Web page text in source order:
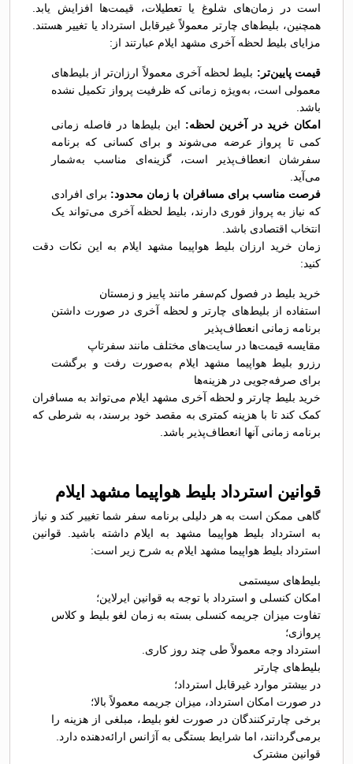
است در زمان‌های شلوغ یا تعطیلات، قیمت‌ها افزایش یابد.
همچنین، بلیط‌های چارتر معمولاً غیرقابل استرداد یا تغییر هستند.
مزایای بلیط لحظه آخری مشهد ایلام عبارتند از:
قیمت پایین‌تر: بلیط لحظه آخری معمولاً ارزان‌تر از بلیط‌های
معمولی است، به‌ویژه زمانی که ظرفیت پرواز تکمیل نشده
باشد.
امکان خرید در آخرین لحظه: این بلیط‌ها در فاصله زمانی
کمی تا پرواز عرضه می‌شوند و برای کسانی که برنامه
سفرشان انعطاف‌پذیر است، گزینه‌ای مناسب به‌شمار
می‌آید.
فرصت مناسب برای مسافران با زمان محدود: برای افرادی
که نیاز به پرواز فوری دارند، بلیط لحظه آخری می‌تواند یک
انتخاب اقتصادی باشد.
زمان خرید ارزان بلیط هواپیما مشهد ایلام به این نکات دقت
کنید:
خرید بلیط در فصول کم‌سفر مانند پاییز و زمستان
استفاده از بلیط‌های چارتر و لحظه آخری در صورت داشتن
برنامه زمانی انعطاف‌پذیر
مقایسه قیمت‌ها در سایت‌های مختلف مانند سفرتاپ
رزرو بلیط هواپیما مشهد ایلام به‌صورت رفت و برگشت
برای صرفه‌جویی در هزینه‌ها
خرید بلیط چارتر و لحظه آخری مشهد ایلام می‌تواند به مسافران
کمک کند تا با هزینه کمتری به مقصد خود برسند، به شرطی که
برنامه زمانی آنها انعطاف‌پذیر باشد.
قوانین استرداد بلیط هواپیما مشهد ایلام
گاهی ممکن است به هر دلیلی برنامه سفر شما تغییر کند و نیاز
به استرداد بلیط هواپیما مشهد به ایلام داشته باشید. قوانین
استرداد بلیط هواپیما مشهد ایلام به شرح زیر است:
بلیط‌های سیستمی
امکان کنسلی و استرداد با توجه به قوانین ایرلاین؛
تفاوت میزان جریمه کنسلی بسته به زمان لغو بلیط و کلاس
پروازی؛
استرداد وجه معمولاً طی چند روز کاری.
بلیط‌های چارتر
در بیشتر موارد غیرقابل استرداد؛
در صورت امکان استرداد، میزان جریمه معمولاً بالا؛
برخی چارترکنندگان در صورت لغو بلیط، مبلغی از هزینه را
برمی‌گردانند، اما شرایط بستگی به آژانس ارائه‌دهنده دارد.
قوانین مشترک